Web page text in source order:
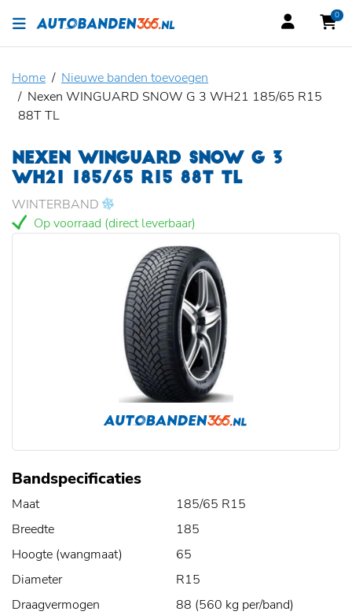
0
Home
Nieuwe banden toevoegen
Nexen WINGUARD SNOW G 3 WH21 185/65 R15
88T TL
NEXEN WINGUARD SNOW G 3
WH21 185/65 R15 88T TL
WINTERBAND
Op voorraad (direct leverbaar)
Bandspecificaties
Maat
185/65 R15
Breedte
185
Hoogte (wangmaat)
65
Diameter
R15
Draagvermogen
88 (560 kg per/band)